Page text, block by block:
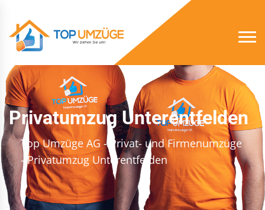
Privatumzug Unterentfelden
Top Umzüge AG - Privat- und Firmenumzüge
- Privatumzug Unterentfelden